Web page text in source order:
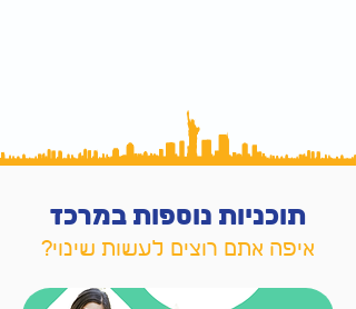
תוכניות נוספות במרכז
איפה אתם רוצים לעשות שינוי?